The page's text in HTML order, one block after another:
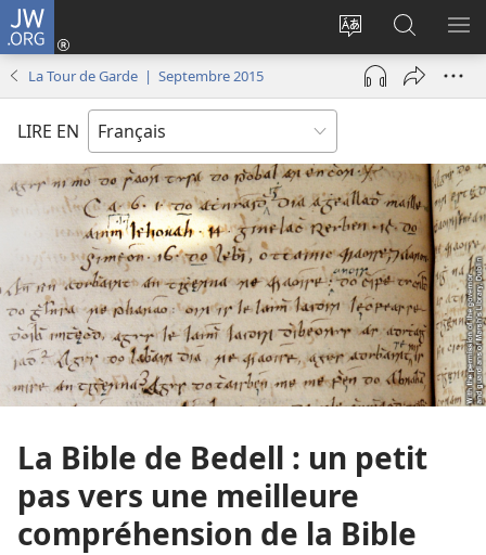
JW.ORG
Changer
langue
Se
connecter
(ouvre
nouvelle
sur
JW.ORG
La Tour de Garde | Septembre 2015
LIRE EN
La Bible de Bedell : un petit
pas vers une meilleure
compréhension de la Bible